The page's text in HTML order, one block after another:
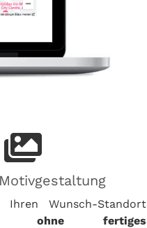
Wunsch-Standort
ohne fertiges